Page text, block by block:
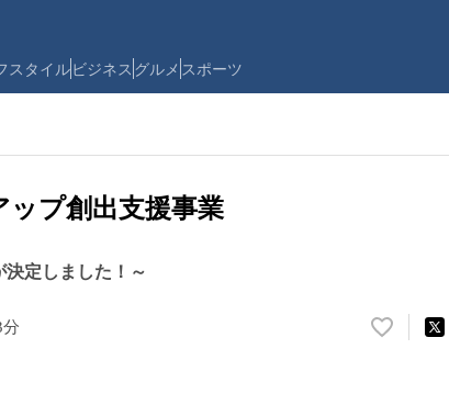
スタイルビジネス グルメ スポーツ
ップ創出支援事業
決定しました！～
い